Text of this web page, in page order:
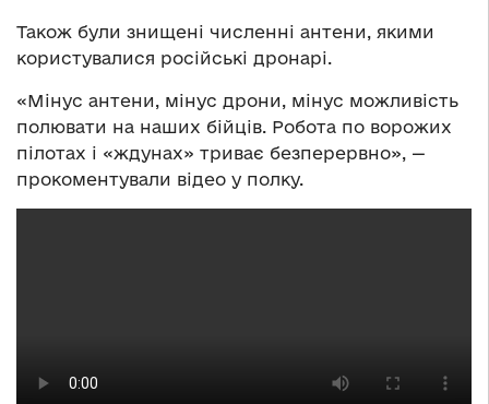
Також були знищені численні антени, якими
користувалися російські дронарі.
«Мінус антени, мінус дрони, мінус можливість
полювати на наших бійців. Робота по ворожих
пілотах і «ждунах» триває безперервно», —
прокоментували відео у полку.